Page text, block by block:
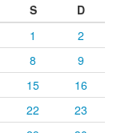
S
D
1
2
8
9
15
16
22
23